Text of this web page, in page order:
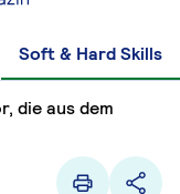
Soft & Hard Skills